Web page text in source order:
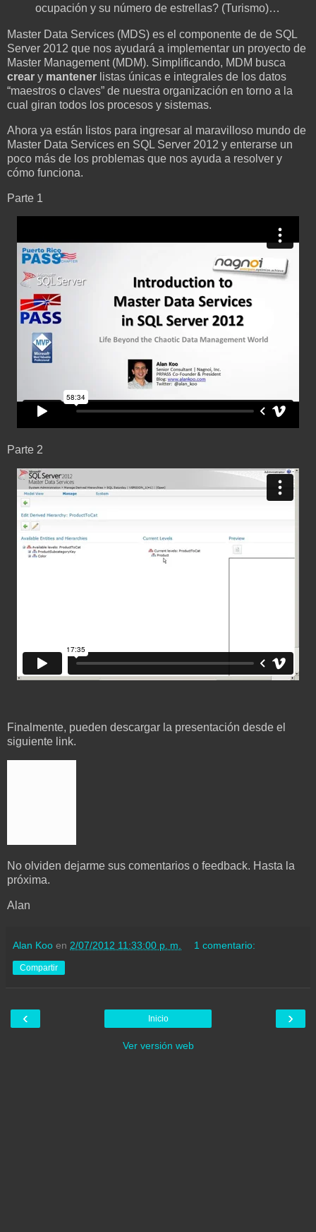
ocupación y su número de estrellas? (Turismo)…
Master Data Services (MDS) es el componente de de SQL
Server 2012 que nos ayudará a implementar un proyecto de
Master Management (MDM). Simplificando, MDM busca
crear y mantener listas únicas e integrales de los datos
“maestros o claves” de nuestra organización en torno a la
cual giran todos los procesos y sistemas.
Ahora ya están listos para ingresar al maravilloso mundo de
Master Data Services en SQL Server 2012 y enterarse un
poco más de los problemas que nos ayuda a resolver y
cómo funciona.
Parte 1
Parte 2
Finalmente, pueden descargar la presentación desde el
siguiente link.
No olviden dejarme sus comentarios o feedback. Hasta la
próxima.
Alan
Alan Koo en 2/07/2012 11:33:00 p. m. 1 comentario:
Compartir
‹ ›
Inicio
Ver versión web